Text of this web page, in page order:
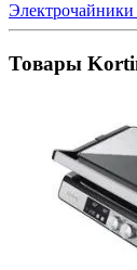
Товары